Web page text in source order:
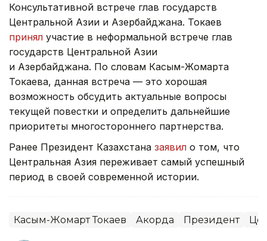
Консультативной встрече глав государств
Центральной Азии и Азербайджана. Токаев
принял участие в неформальной встрече глав
государств Центральной Азии
и Азербайджана. По словам Касым-Жомарта
Токаева, данная встреча — это хорошая
возможность обсудить актуальные вопросы
текущей повестки и определить дальнейшие
приоритеты многостороннего партнерства.
Ранее Президент Казахстана заявил о том, что
Центральная Азия переживает самый успешный
период в своей современной истории.
Касым-Жомарт Токаев Акорда Президент